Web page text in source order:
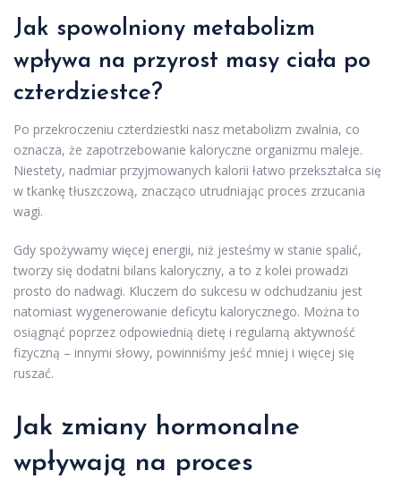
Jak spowolniony metabolizm
wpływa na przyrost masy ciała po
czterdziestce?
Po przekroczeniu czterdziestki nasz metabolizm zwalnia, co
oznacza, że zapotrzebowanie kaloryczne organizmu maleje.
Niestety, nadmiar przyjmowanych kalorii łatwo przekształca się
w tkankę tłuszczową, znacząco utrudniając proces zrzucania
wagi.
Gdy spożywamy więcej energii, niż jesteśmy w stanie spalić,
tworzy się dodatni bilans kaloryczny, a to z kolei prowadzi
prosto do nadwagi. Kluczem do sukcesu w odchudzaniu jest
natomiast wygenerowanie deficytu kalorycznego. Można to
osiągnąć poprzez odpowiednią dietę i regularną aktywność
fizyczną – innymi słowy, powinniśmy jeść mniej i więcej się
ruszać.
Jak zmiany hormonalne
wpływają na proces